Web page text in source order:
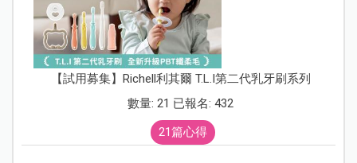
【試用募集】Richell利其爾 T.L.I第二代乳牙刷系列
數量: 21 已報名: 432
21篇心得